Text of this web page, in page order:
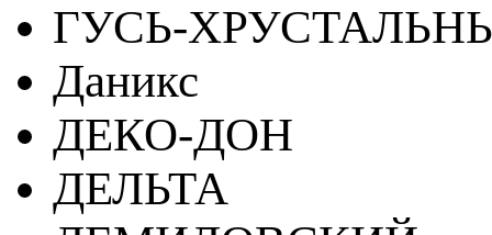
ГУСЬ-
Даникс
ДЕКО-ДОН
ДЕЛЬТА